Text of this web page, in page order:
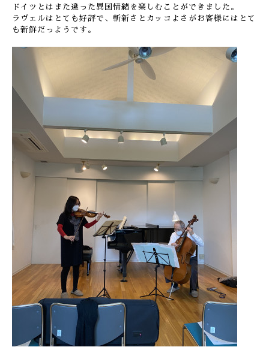
ドイツとはまた違った異国情緒を楽しむことができました。
ラヴェルはとても好評で、斬新さとカッコよさがお客様にはとて
も新鮮だっようです。